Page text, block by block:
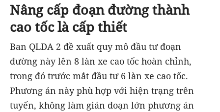
Nâng cấp đoạn đường thành
cao tốc là cấp thiết
Ban QLDA 2 đề xuất quy mô đầu tư đoạn
đường này lên 8 làn xe cao tốc hoàn chỉnh,
trong đó trước mắt đầu tư 6 làn xe cao tốc.
Phương án này phù hợp với hiện trạng trên
tuyến, không làm gián đoạn lớn phương án